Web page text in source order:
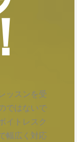
ッスンを受
ではないで
イトレスク
幅広く対応